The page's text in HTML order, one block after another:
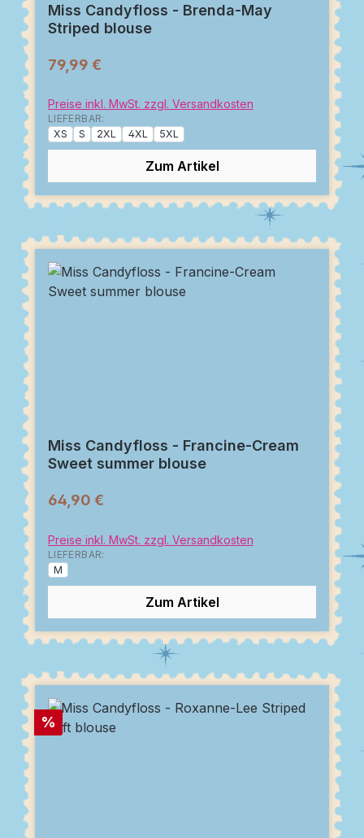
Miss Candyfloss - Brenda-May
Striped blouse
79,99 €
Preise inkl. MwSt. zzgl. Versandkosten
LIEFERBAR:
XS
S 2XL 4XL 5XL
Zum Artikel
Miss Candyfloss - Francine-Cream
Sweet summer blouse
64,90 €
Preise inkl. MwSt. zzgl. Versandkosten
LIEFERBAR:
M
Zum Artikel
Rabatt
%